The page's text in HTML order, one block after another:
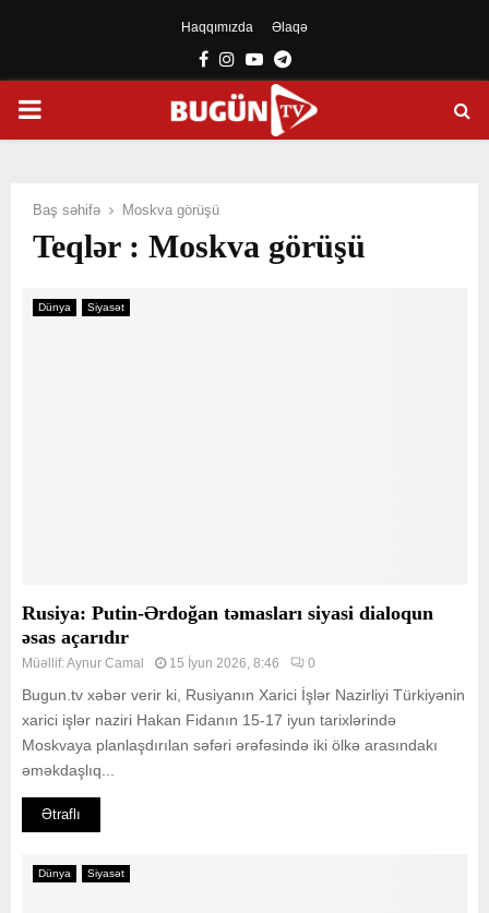
Haqqımızda Əlaqə
Facebook
Instagram
YoutubeTelegram
PRIMARY
Baş səhifə Moskva görüşü
Teqlər : Moskva görüşü
Dünya Siyasət
Rusiya: Putin-Ərdoğan təmasları siyasi dialoqun
əsas açarıdır
Müəllif:Aynur Camal 15 İyun 2026, 8:46 0
Bugun.tv xəbər verir ki, Rusiyanın Xarici İşlər Nazirliyi Türkiyənin
xarici işlər naziri Hakan Fidanın 15-17 iyun tarixlərində
Moskvaya planlaşdırılan səfəri ərəfəsində iki ölkə arasındakı
əməkdaşlıq...
Ətraflı
Dünya Siyasət